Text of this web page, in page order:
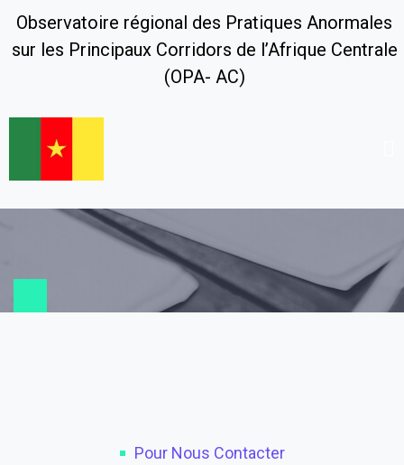
Observatoire régional des Pratiques Anormales
sur les Principaux Corridors de l’Afrique Centrale
(OPA- AC)
Nous contacter
Pour Nous Contacter